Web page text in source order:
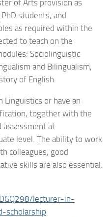
of Arts provision as
students, and
as required within the
to teach on the
Sociolinguistic
and Bilingualism,
of English.
Linguistics or have an
together with the
assessment at
level. The ability to work
colleagues, good
skills are also essential.
lecturer-in-
scholarship